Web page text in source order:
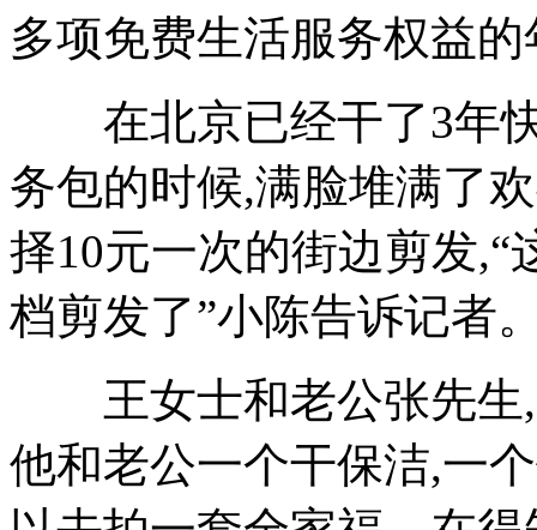
多项免费生活服务权益
在北京已经干了3年快
务包的时候,满脸堆满了
择10元一次的街边剪发
档剪发了”小陈告诉记者
王女士和老公张先生,
他和老公一个干保洁,一